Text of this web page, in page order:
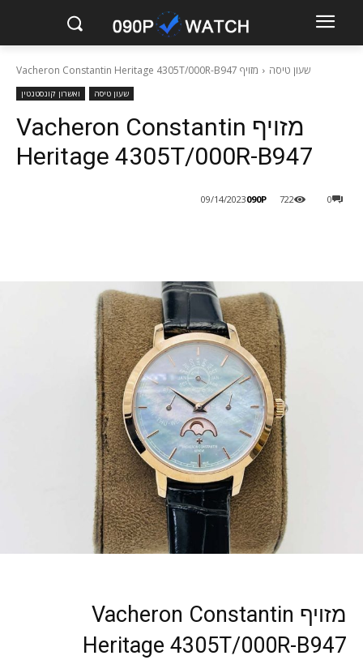
שעון טיסה מזויף Vacheron Constantin Heritage 4305T/000R-B947
שעון טיסה ואשרון קונסטנטין
מזויף Vacheron Constantin
Heritage 4305T/000R-B947
090P
09/14/2023 0
722
מזויף Vacheron Constantin
Heritage 4305T/000R-B947